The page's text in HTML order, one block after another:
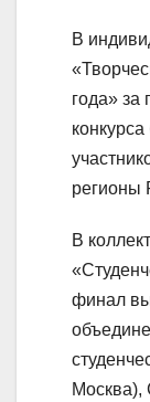
В
года» за
регионы
В
финал
Москва),